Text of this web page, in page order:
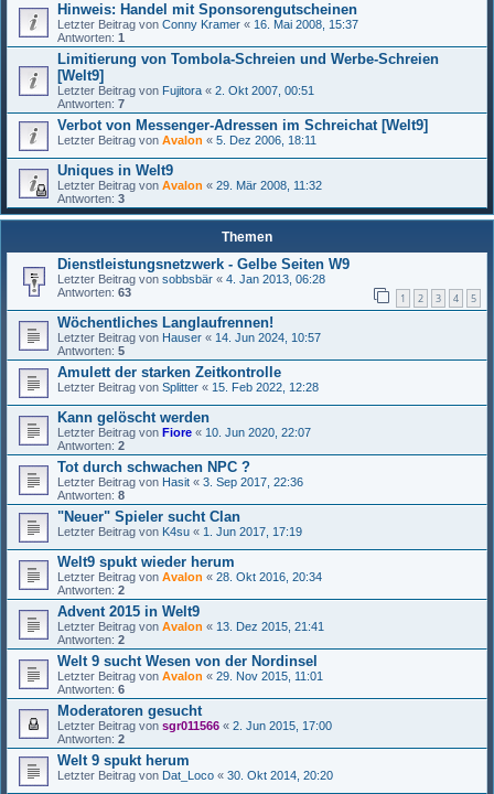
Hinweis: Handel mit Sponsorengutscheinen
Letzter Beitrag von Conny Kramer « 16. Mai 2008, 15:37
Antworten: 1
Limitierung von Tombola-Schreien und Werbe-Schreien
[Welt9]
Letzter Beitrag von Fujitora « 2. Okt 2007, 00:51
Antworten: 7
Verbot von Messenger-Adressen im Schreichat [Welt9]
Letzter Beitrag von Avalon « 5. Dez 2006, 18:11
Uniques in Welt9
Letzter Beitrag von Avalon « 29. Mär 2008, 11:32
Antworten: 3
Themen
Dienstleistungsnetzwerk - Gelbe Seiten W9
Letzter Beitrag von sobbsbär « 4. Jan 2013, 06:28
Antworten: 63 1 2 3 4 5
Wöchentliches Langlaufrennen!
Letzter Beitrag von Hauser « 14. Jun 2024, 10:57
Antworten: 5
Amulett der starken Zeitkontrolle
Letzter Beitrag von Splitter « 15. Feb 2022, 12:28
Kann gelöscht werden
Letzter Beitrag von Fiore « 10. Jun 2020, 22:07
Antworten: 2
Tot durch schwachen NPC ?
Letzter Beitrag von Hasit « 3. Sep 2017, 22:36
Antworten: 8
"Neuer" Spieler sucht Clan
Letzter Beitrag von K4su « 1. Jun 2017, 17:19
Welt9 spukt wieder herum
Letzter Beitrag von Avalon « 28. Okt 2016, 20:34
Antworten: 2
Advent 2015 in Welt9
Letzter Beitrag von Avalon « 13. Dez 2015, 21:41
Antworten: 2
Welt 9 sucht Wesen von der Nordinsel
Letzter Beitrag von Avalon « 29. Nov 2015, 11:01
Antworten: 6
Moderatoren gesucht
Letzter Beitrag von sgr011566 « 2. Jun 2015, 17:00
Antworten: 2
Welt 9 spukt herum
Letzter Beitrag von Dat_Loco « 30. Okt 2014, 20:20